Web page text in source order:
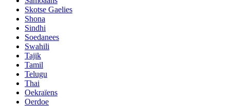
Skotse Gaelies
Shona
Sindhi
Soedanees
Swahili
Tajik
Tamil
Telugu
Thai
Oekraïens
Oerdoe